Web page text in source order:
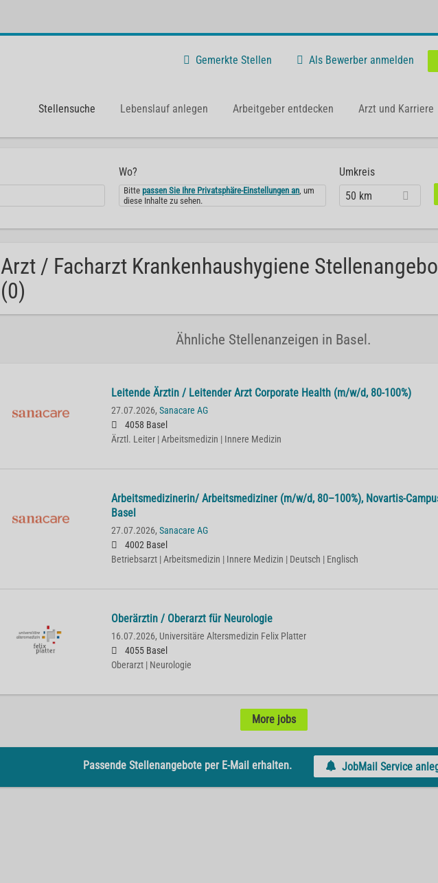
Gemerkte Stellen Als Bewerber anmelden
Stellensuche Lebenslauf anlegen Arbeitgeber entdecken Arzt und Karriere
Wo?
Bittepassen Sie Ihre Privatsphäre-Einstellungen an, um
diese Inhalte zu sehen.
Umkreis
50 km
Arzt / Facharzt Krankenhaushygiene
(0)
Ähnliche Stellenanzeigen in Basel.
Lei­ten­de Ärz­tin / Lei­ten­der Arzt Cor­po­ra­te He­alth (m/w/d, 80-100%)
27.07.2026, Sanacare AG
4058 Basel
Ärztl. Leiter | Arbeitsmedizin | Innere Medizin
Ar­beits­me­di­zi­ne­rin/ Ar­beits­me­di­zi­ner (m/w/d, 80–100%), No­var­tis-
Basel
27.07.2026, Sanacare AG
4002 Basel
Betriebsarzt | Arbeitsmedizin | Innere Medizin | Deutsch | Englisch
Oberärztin / Oberarzt für Neurologie
16.07.2026, Universitäre Altersmedizin Felix Platter
4055 Basel
Oberarzt | Neurologie
More jobs
Passende Stellenangebote per E-Mail erhalten. JobMail Service